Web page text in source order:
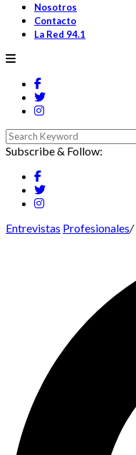
Nosotros
Contacto
La Red 94.1
Subscribe & Follow:
Entrevistas Profesionales/